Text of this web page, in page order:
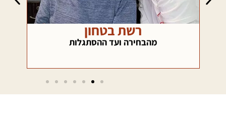
רשת בטחון
מהבחירה ועד ההסתגלות